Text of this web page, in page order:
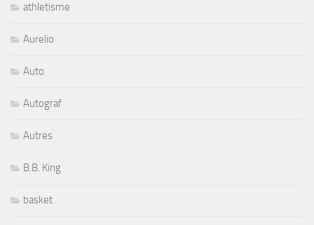
athletisme
Aurelio
Auto
Autograf
Autres
B.B. King
basket